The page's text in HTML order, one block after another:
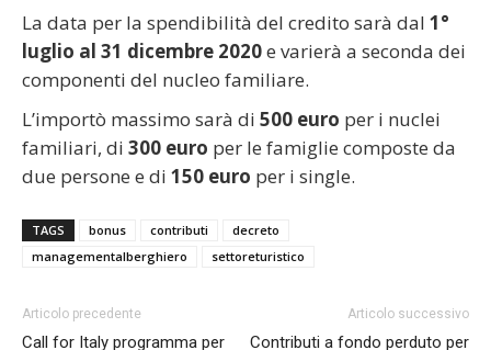
La data per la spendibilità del credito sarà dal 1°
luglio al 31 dicembre 2020e varierà a seconda dei
componenti del nucleo familiare.
L’importò massimo sarà di 500 euro per i nuclei
familiari, di 300 euro per le famiglie composte da
due persone e di 150 euro per i single.
TAGS bonus contributi
decreto
managementalberghiero
settoreturistico
Articolo precedente
Call for Italy programma per
Articolo successivo
Contributi a fondo perduto per